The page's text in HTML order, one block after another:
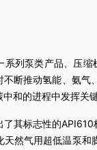
系列泵类产品、压
断推动氢能、氨
和的进程中发挥关键
了其标志性的
天然气用超低温泵